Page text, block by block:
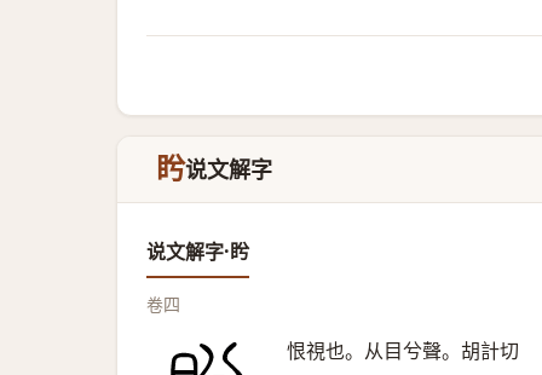
盻说文解字
说文解字·盻
卷四
恨視也。从目兮聲。胡計切